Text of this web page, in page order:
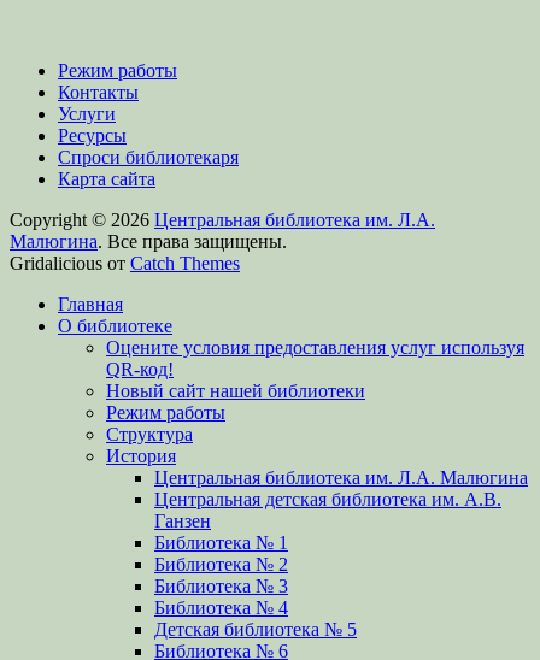
Режим работы
Контакты
Услуги
Ресурсы
Спроси библиотекаря
Карта сайта
Copyright © 2026 Центральная библиотека им. Л.А.
Малюгина. Все права защищены.
Gridalicious от Catch Themes
вверх
Главная
О библиотеке
Оцените условия предоставления услуг используя
QR-код!
Новый сайт нашей библиотеки
Режим работы
Структура
История
Центральная библиотека им. Л.А. Малюгина
Центральная детская библиотека им. А.В.
Ганзен
Библиотека № 1
Библиотека № 2
Библиотека № 3
Библиотека № 4
Детская библиотека № 5
Библиотека № 6